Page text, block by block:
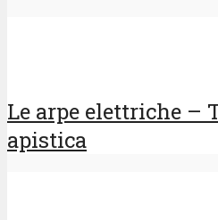
Le arpe elettriche –
apistica